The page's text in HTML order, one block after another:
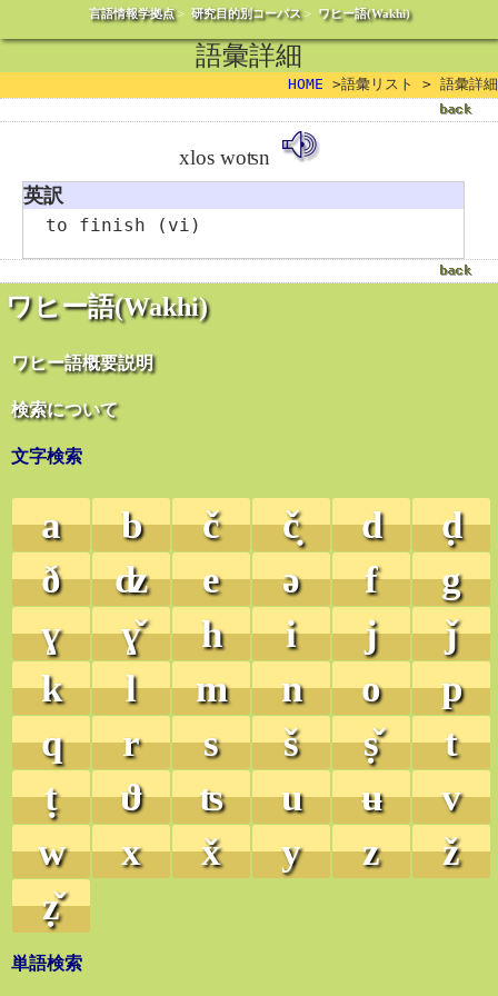
言語情報学拠点> 研究目的別コーパス> ワヒー語(Wakhi)
ワヒー語(Wakhi)
ワヒー語概要説明
検索について
文字検索
a b č č̣ d
ḍ
ð
ʣ e ə f
g
ɣ
ɣ̌ h i j
ǰ
k
l m n o
p
q
r s š ṣ̌
t
ṭ
ϑ ʦ u ʉ
v
w
x x̌ y z
ž
ẓ̌
単語検索
語彙詳細
HOME >語彙リスト > 語彙詳細
xlos woʦn
英訳
to finish (vi)